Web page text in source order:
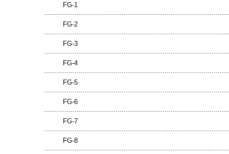
FG-1
FG-2
FG-3
FG-4
FG-5
FG-6
FG-7
FG-8